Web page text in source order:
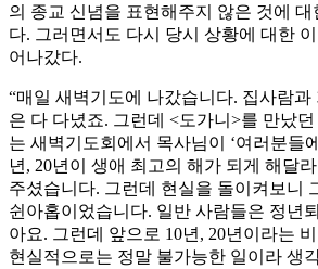
의 종교 신념을 표현해주지 않은 것에
다. 그러면서도 다시 당시 상황에 대한
어나갔다.
“매일 새벽기도에 나갔습니다. 집사람과
은 다 다녔죠. 그런데 <도가니>를 만났던
는 새벽기도회에서 목사님이 ‘여러분들
년, 20년이 생애 최고의 해가 되게 해달
주셨습니다. 그런데 현실을 돌이켜보니
쉰아홉이었습니다. 일반 사람들은 정년
아요. 그런데 앞으로 10년, 20년이라는
현실적으로는 정말 불가능한 일이라 생